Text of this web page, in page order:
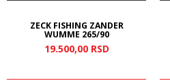
ZECK FISHING ZANDER
WUMME 265/90
19.500,00 RSD